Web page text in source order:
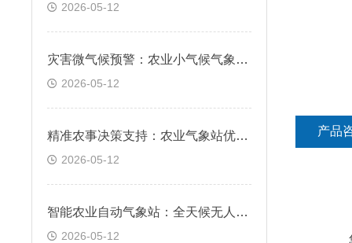
2026-05-12
灾害微气候预警：农业小气候气象站，科学防范局部气象风险
2026-05-12
精准农事决策支持：农业气象站优势，数据驱动科学种植管理
2026-05-12
智能农业自动气象站：全天候无人值守，精准采集农田气候数据
2026-05-12
产品